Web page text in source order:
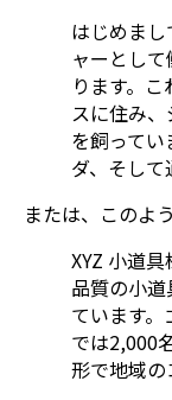
はじめま
ャーとし
ります。
スに住み
を飼って
ダ、そして
または、このよ
XYZ 小道
品質の小
ています
では2,000
形で地域の